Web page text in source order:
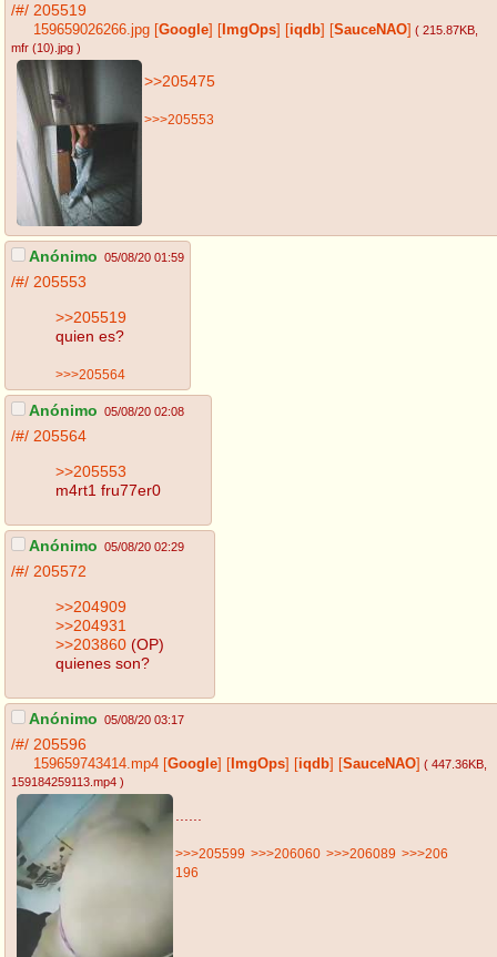
/#/ 205519
159659026266.jpg [Google] [ ImgOps] [iqdb] [SauceNAO] ( 215.87KB
mfr (10).jpg )
>>205475
>>>205553
Anónimo 05/08/20 01:59
/#/ 205553
>>205519
quien es?
>>>205564
Anónimo 05/08/20 02:08
/#/ 205564
>>205553
m4rt1 fru77er0
Anónimo 05/08/20 02:29
/#/ 205572
>>204909
>>204931
>>203860 (OP)
quienes son?
Anónimo 05/08/20 03:17
/#/ 205596
159659743414.mp4 [Google] [ ImgOps] [iqdb] [SauceNAO] ( 447.36KB
159184259113.mp4 )
>>>205599 >>>206060 >>>206089 >>>206
196